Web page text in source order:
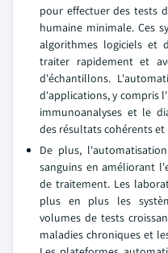
pour effectuer des tests
humaine minimale. Ces
algorithmes logiciels et
traiter rapidement et
d'échantillons.
d'applications, y compris
immunoanalyses et le
des résultats cohérents
De plus,
sanguins en améliorant
de traitement. Les
plus en plus les
volumes de tests
maladies chroniques et